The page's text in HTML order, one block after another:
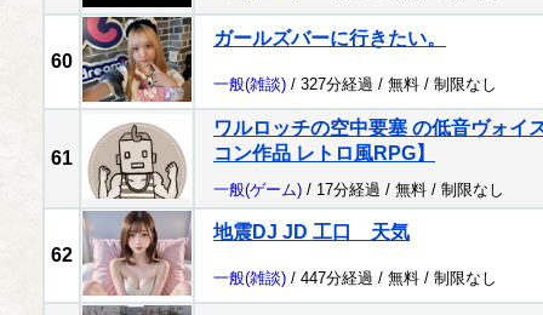
60
ガールズバーに行きたい。
一般(雑談) / 327分経過 / 無料 / 制限なし
61
ワルロッチの空中要塞 の低音ヴォイ
コン作品 レトロ風RPG】
一般(ゲーム) / 17分経過 / 無料 / 制限なし
62
地震DJ JD 工口 天気
一般(雑談) / 447分経過 / 無料 / 制限なし